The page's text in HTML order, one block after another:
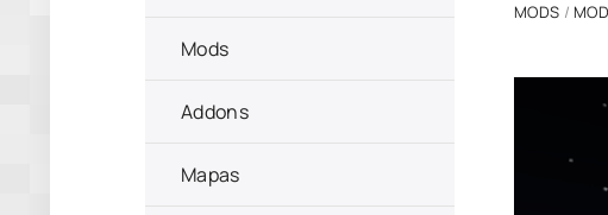
MODS /
Mods
Addons
Mapas